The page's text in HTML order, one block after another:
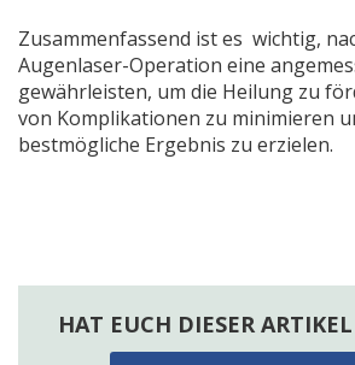
Zusammenfassend ist es wichtig,
Augenlaser-Operation eine
gewährleisten, um die Heilung zu
von Komplikationen zu minimieren
bestmögliche Ergebnis zu erzielen.
HAT EUCH DIESER